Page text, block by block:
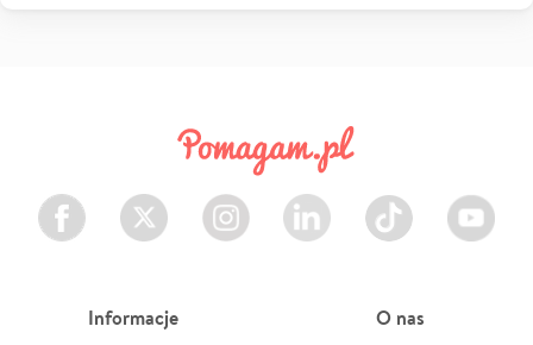
Facebook Twitter Instagram LinkedIn TikTok Youtube
Informacje O nas